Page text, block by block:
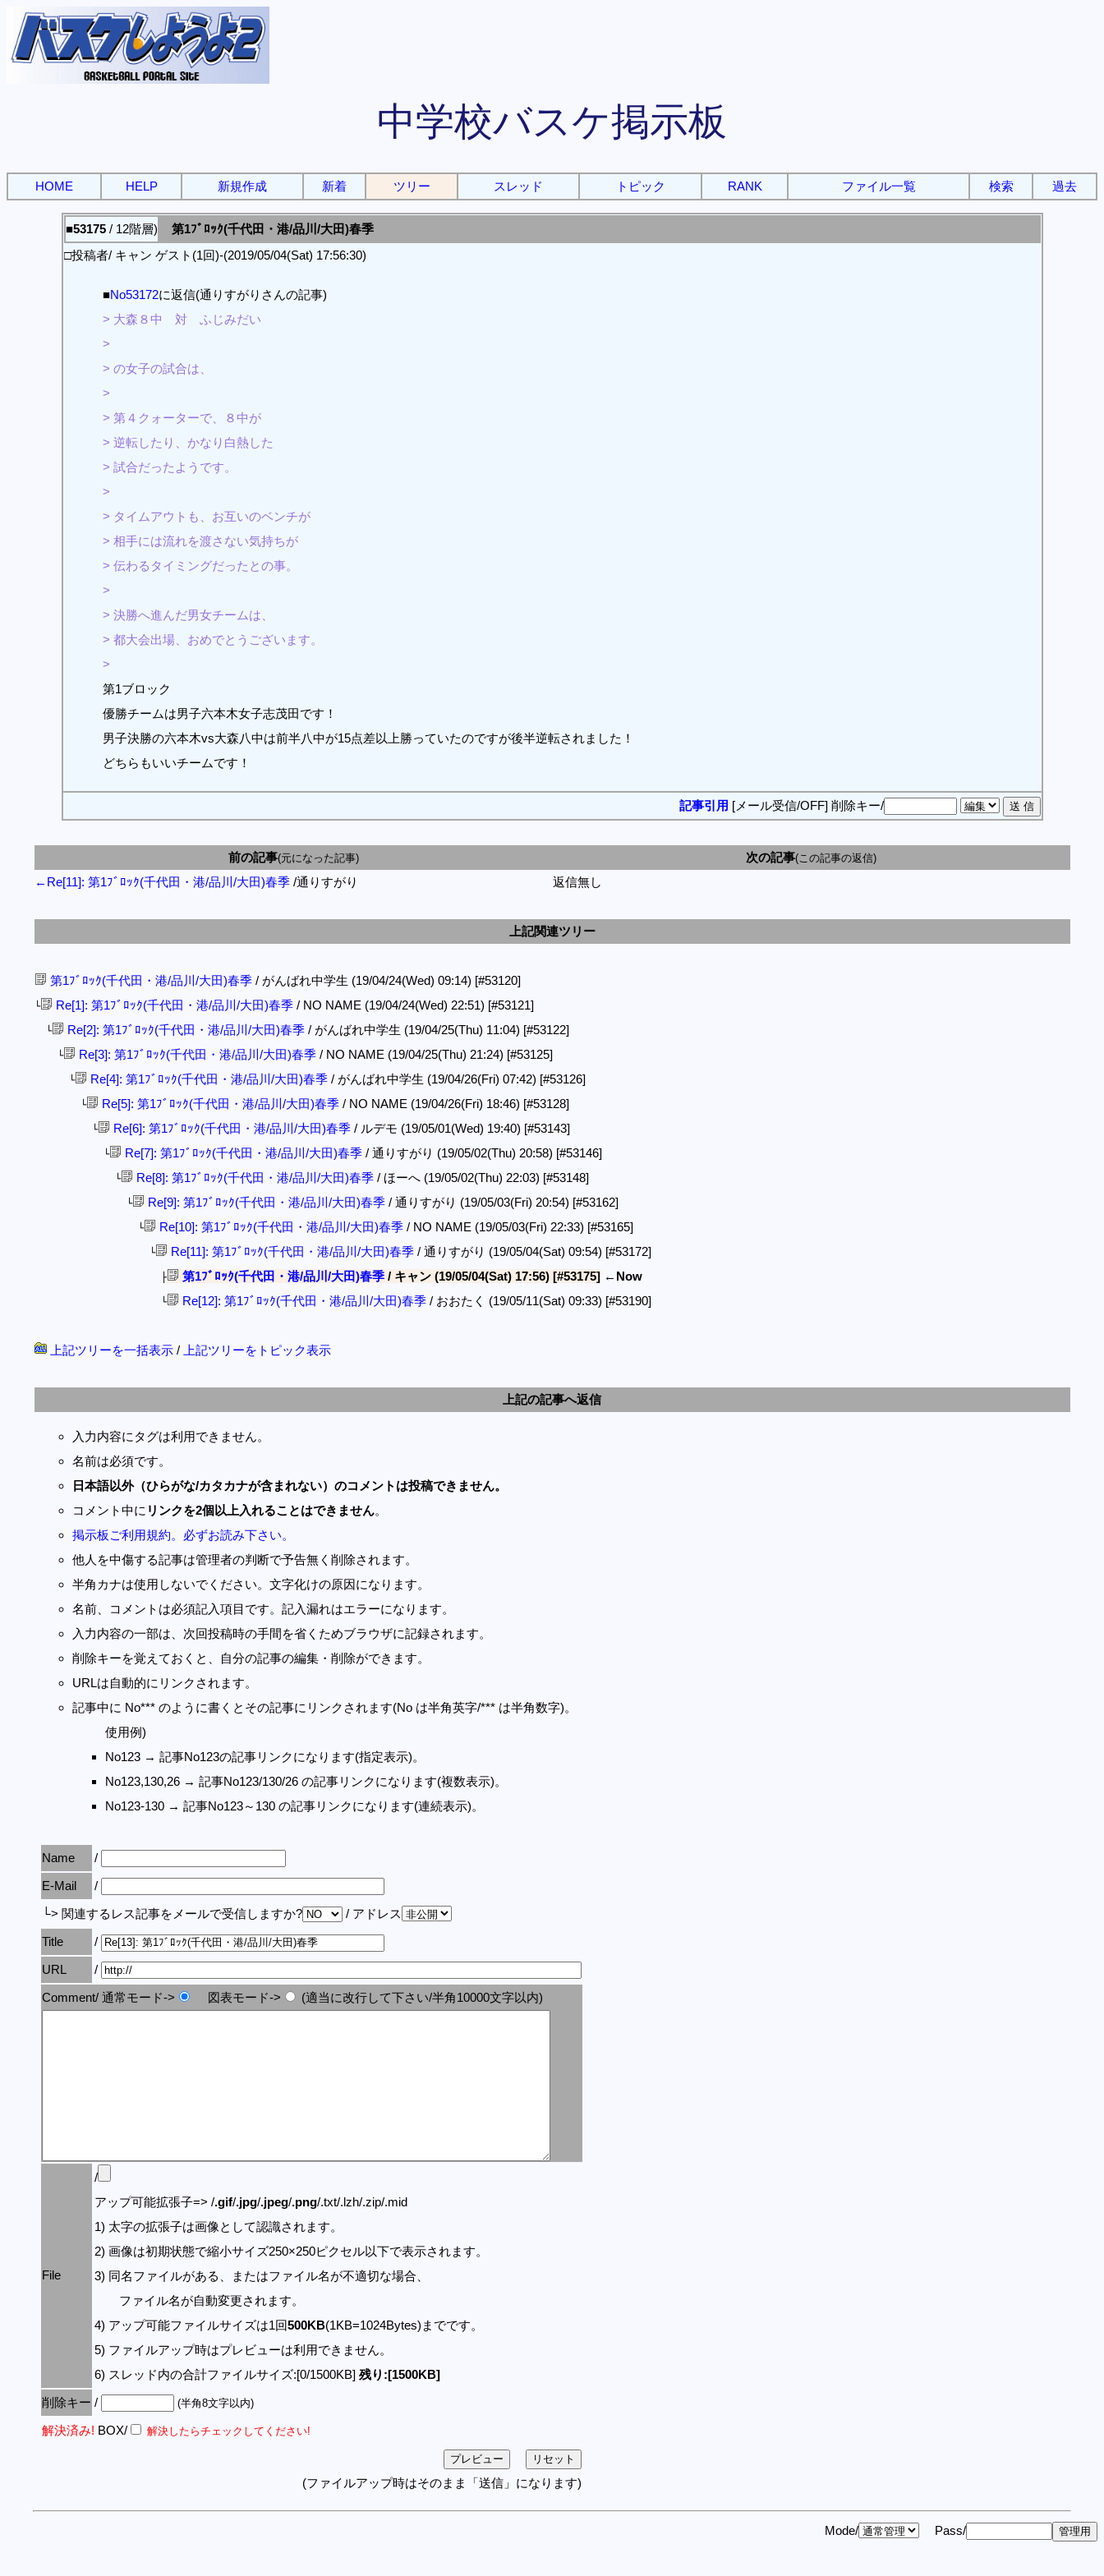
中学校バスケ掲示板
HOME HELP 新規作成 新着 ツリー スレッド トピック RANK ファイル一覧 検索 過去
■53175/ 12階層)
第1ﾌﾞﾛｯｸ(千代田・港/品川/大田)春季
□投稿者/ キャン ゲスト(1回)-(2019/05/04(Sat) 17:56:30)
■No53172に返信(通りすがりさんの記事)
> 大森８中 対 ふじみだい
>
> の女子の試合は、
>
> 第４クォーターで、８中が
> 逆転したり、かなり白熱した
> 試合だったようです。
>
> タイムアウトも、お互いのベンチが
> 相手には流れを渡さない気持ちが
> 伝わるタイミングだったとの事。
>
> 決勝へ進んだ男女チームは、
> 都大会出場、おめでとうございます。
>
第1ブロック
優勝チームは男子六本木女子志茂田です！
男子決勝の六本木vs大森八中は前半八中が15点差以上勝っていたのですが後半逆転されました！
どちらもいいチームです！
記事引用 [メール受信/OFF] 削除キー/
前の記事(元になった記事) 次の記事(この記事の返信)
←Re[11]: 第1ﾌﾞﾛｯｸ(千代田・港/品川/大田)春季/通りすがり 返信無し
上記関連ツリー
第1ﾌﾞﾛｯｸ(千代田・港/品川/大田)春季/ がんばれ中学生 (19/04/24(Wed) 09:14) [#53120]
└ Re[1]: 第1ﾌﾞﾛｯｸ(千代田・港/品川/大田)春季/ NO NAME (19/04/24(Wed) 22:51) [#53121]
└ Re[2]: 第1ﾌﾞﾛｯｸ(千代田・港/品川/大田)春季/ がんばれ中学生 (19/04/25(Thu) 11:04) [#53122]
└ Re[3]: 第1ﾌﾞﾛｯｸ(千代田・港/品川/大田)春季/ NO NAME (19/04/25(Thu) 21:24) [#53125]
└ Re[4]: 第1ﾌﾞﾛｯｸ(千代田・港/品川/大田)春季/ がんばれ中学生 (19/04/26(Fri) 07:42) [#53126]
└ Re[5]: 第1ﾌﾞﾛｯｸ(千代田・港/品川/大田)春季/ NO NAME (19/04/26(Fri) 18:46) [#53128]
└ Re[6]: 第1ﾌﾞﾛｯｸ(千代田・港/品川/大田)春季/ ルデモ (19/05/01(Wed) 19:40) [#53143]
└ Re[7]: 第1ﾌﾞﾛｯｸ(千代田・港/品川/大田)春季/ 通りすがり (19/05/02(Thu) 20:58) [#53146]
└ Re[8]: 第1ﾌﾞﾛｯｸ(千代田・港/品川/大田)春季/ ほーへ (19/05/02(Thu) 22:03) [#53148]
└ Re[9]: 第1ﾌﾞﾛｯｸ(千代田・港/品川/大田)春季/ 通りすがり (19/05/03(Fri) 20:54) [#53162]
└ Re[10]: 第1ﾌﾞﾛｯｸ(千代田・港/品川/大田)春季/ NO NAME (19/05/03(Fri) 22:33) [#53165]
└ Re[11]: 第1ﾌﾞﾛｯｸ(千代田・港/品川/大田)春季/ 通りすがり (19/05/04(Sat) 09:54) [#53172]
├ 第1ﾌﾞﾛｯｸ(千代田・港/品川/大田)春季/ キャン (19/05/04(Sat) 17:56) [#53175] ←Now
└ Re[12]: 第1ﾌﾞﾛｯｸ(千代田・港/品川/大田)春季/ おおたく (19/05/11(Sat) 09:33) [#53190]
上記ツリーを一括表示/ 上記ツリーをトピック表示
上記の記事へ返信
入力内容にタグは利用できません。
名前は必須です。
日本語以外（ひらがな/カタカナが含まれない）のコメントは投稿できません。
コメント中に リンクを2個以上入れることはできません。
掲示板ご利用規約。必ずお読み下さい。
他人を中傷する記事は管理者の判断で予告無く削除されます。
半角カナは使用しないでください。文字化けの原因になります。
名前、コメントは必須記入項目です。記入漏れはエラーになります。
入力内容の一部は、次回投稿時の手間を省くためブラウザに記録されます。
削除キーを覚えておくと、自分の記事の編集・削除ができます。
URLは自動的にリンクされます。
記事中に No*** のように書くとその記事にリンクされます(No は半角英字/*** は半角数字)。
使用例)
No123 → 記事No123の記事リンクになります(指定表示)。
No123,130,26 → 記事No123/130/26 の記事リンクになります(複数表示)。
No123-130 → 記事No123～130 の記事リンクになります(連続表示)。
Name
/
E-Mail
/
└> 関連するレス記事をメールで受信しますか?
/ アドレス
Title
/
URL
/
Comment/ 通常モード->
図表モード-> (適当に改行して下さい/半角10000文字以内)
File
/
アップ可能拡張子=> /.gif/.jpg/.jpeg/.png/.txt/.lzh/.zip/.mid
1) 太字の拡張子は画像として認識されます。
2) 画像は初期状態で縮小サイズ250×250ピクセル以下で表示されます。
3) 同名ファイルがある、またはファイル名が不適切な場合、
ファイル名が自動変更されます。
4) アップ可能ファイルサイズは1回500KB(1KB=1024Bytes)までです。
5) ファイルアップ時はプレビューは利用できません。
6) スレッド内の合計ファイルサイズ:[0/1500KB] 残り:[1500KB]
削除キー / (半角8文字以内)
解決済み! BOX/ 解決したらチェックしてください!
(ファイルアップ時はそのまま「送信」になります)
Mode/ Pass/